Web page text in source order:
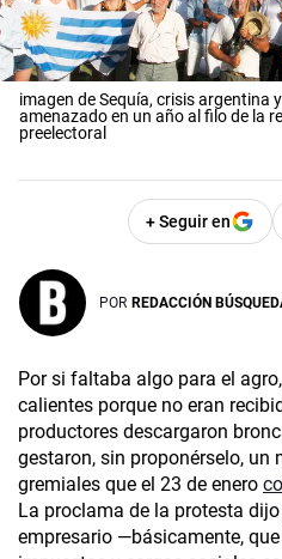
imagen de Sequía, crisis argentina
amenazado en un año al filo de la
preelectoral
+ Seguir en
POR REDACCIÓN
Por si faltaba algo para el
calientes porque no eran
productores descargaron
gestaron, sin proponérselo,
gremiales que el 23 de enero
La proclama de la protesta
empresario —básicamente,